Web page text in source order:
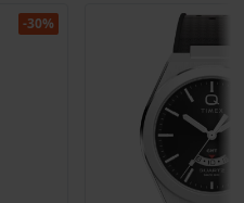
-30%